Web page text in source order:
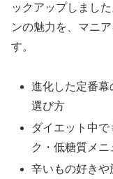
ックアップしまし
ンの魅力を、マニ
す。
進化した定番幕
選び方
ダイエット中
ク・低糖質メニ
辛いもの好き